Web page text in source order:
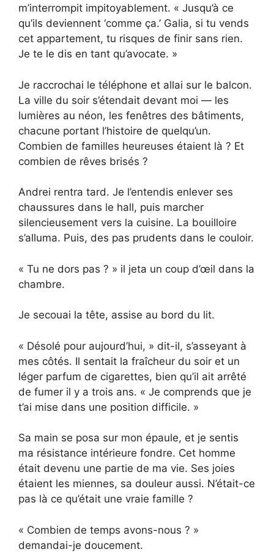
m’interrompit impitoyablement. « Jusqu’à ce
qu’ils deviennent ‘comme ça.’ Galia, si tu vends
cet appartement, tu risques de finir sans rien.
Je te le dis en tant qu’avocate. »
Je raccrochai le téléphone et allai sur le balcon.
La ville du soir s’étendait devant moi — les
lumières au néon, les fenêtres des bâtiments,
chacune portant l’histoire de quelqu’un.
Combien de familles heureuses étaient là ? Et
combien de rêves brisés ?
Andrei rentra tard. Je l’entendis enlever ses
chaussures dans le hall, puis marcher
silencieusement vers la cuisine. La bouilloire
s’alluma. Puis, des pas prudents dans le couloir.
« Tu ne dors pas ? » il jeta un coup d’œil dans la
chambre.
Je secouai la tête, assise au bord du lit.
« Désolé pour aujourd’hui, » dit-il, s’asseyant à
mes côtés. Il sentait la fraîcheur du soir et un
léger parfum de cigarettes, bien qu’il ait arrêté
de fumer il y a trois ans. « Je comprends que je
t’ai mise dans une position difficile. »
Sa main se posa sur mon épaule, et je sentis
ma résistance intérieure fondre. Cet homme
était devenu une partie de ma vie. Ses joies
étaient les miennes, sa douleur aussi. N’était-ce
pas là ce qu’était une vraie famille ?
« Combien de temps avons-nous ? »
demandai-je doucement.